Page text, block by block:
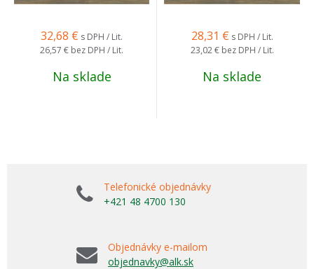
32,68 € s DPH / Lit.
26,57 € bez DPH / Lit.
Na sklade
28,31 € s DPH / Lit.
23,02 € bez DPH / Lit.
Na sklade
Telefonické objednávky
+421 48 4700 130
Objednávky e-mailom
objednavky@alk.sk